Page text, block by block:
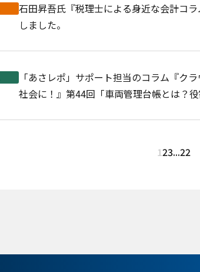
石田昇吾氏『税理士による身近な会計コ
しました。
「あさレポ」サポート担当のコラム『ク
社会に！』第44回「車両管理台帳とは？
123...22
不可欠な Cookie
お
訪
部